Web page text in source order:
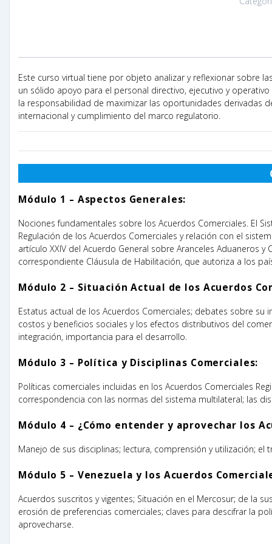
Este curso virtual tiene por objeto analizar y reflexionar sobre
un sólido apoyo para el personal directivo, ejecutivo y
la responsabilidad de maximizar las oportunidades derivadas
internacional y cumplimiento del marco regulatorio.
Módulo 1 – Aspectos Generales:
Nociones fundamentales sobre los Acuerdos Comerciales. El
Regulación de los Acuerdos Comerciales y relación con el
artículo XXIV del Acuerdo General sobre Aranceles Aduaneros
correspondiente Cláusula de Habilitación, que autoriza a los
Módulo 2 – Situación Actual de los Acuerdos
Estatus actual de los Acuerdos Comerciales; debates sobre
costos y beneficios sociales y los efectos distributivos del
integración, importancia para el desarrollo.
Módulo 3 – Política y Disciplinas Comerciales:
Políticas comerciales incluidas en los Acuerdos Comerciales
correspondencia con las normas del sistema multilateral; las
Módulo 4 – ¿Cómo entender y aprovechar los
Manejo de sus disciplinas; lectura, comprensión y utilización;
Módulo 5 – Venezuela y los Acuerdos
Acuerdos suscritos y vigentes; Situación en el Mercosur; de la
erosión de preferencias comerciales; claves para descifrar la
aprovecharse.